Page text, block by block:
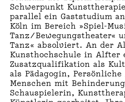
Schwerpunkt
parallel ein Gaststudium
Köln im Bereich »Spiel-
Tanz/Bewegungstheater«
Tanz« absolviert. An der
Kunsthochschule in Alfter
Zusatzqualifikation als
als Pädagogin,
Menschen mit
Schauspielerin,